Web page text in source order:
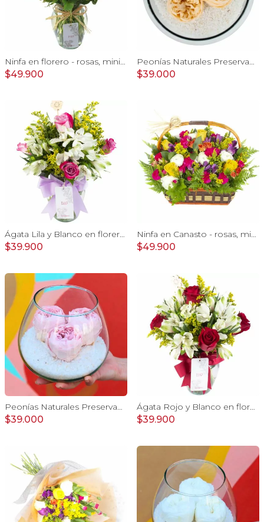
Ninfa en florero - rosas, miniclaveles y astromelias
$49.900
Peonías Naturales Preservadas - tres peonías preservadas en pecera vidrio con piedrecitas
$39.000
Ágata Lila y Blanco en florero - rosas y astromelias
$39.900
Ninfa en Canasto - rosas, miniclaveles, y astromelias
$49.900
Peonías Naturales Preservadas - tres peonías rosado
$39.000
Ágata Rojo y Blanco en florero - rosas y astromelias
$39.900